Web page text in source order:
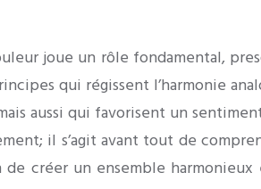
joue un rôle fondamental,
qui régissent l’harmonie
aussi qui favorisent un
il s’agit avant tout de
créer un ensemble